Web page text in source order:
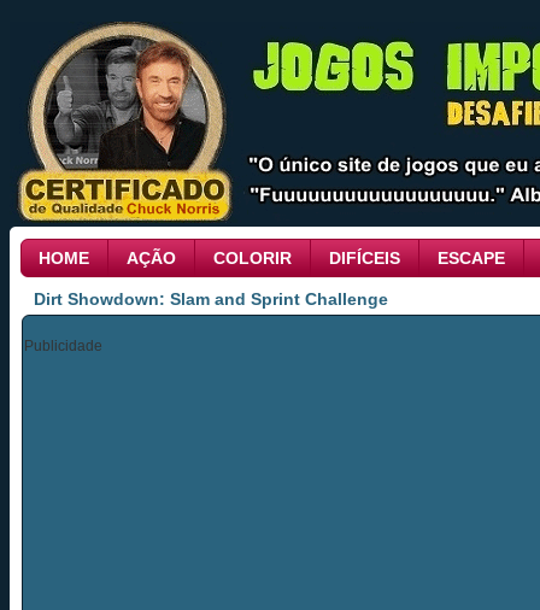
HOME AÇÃO COLORIR DIFÍCEIS ESCAPE
Dirt Showdown: Slam and Sprint Challenge
Publicidade